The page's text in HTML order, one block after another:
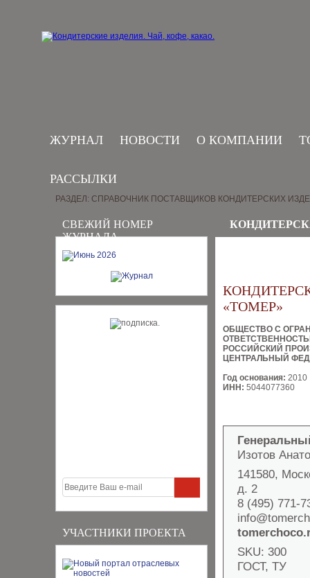
ЖУРНАЛ НОВОСТИ О КОМПАНИИ
РАССЫЛКИ
СВЕЖИЙ НОМЕР
ЖУРНАЛА
УЧАСТНИКИ ПРОЕКТА
РАЗДЕЛ: СПРАВОЧНИК ПОСТАВЩИКОВ КОНДИТЕРСКИХ
«ТОМЕР»
ОБЩЕСТВО С
РОССИЙСКИЙ
ЦЕНТРАЛЬНЫЙ
Год основания: 2010
ИНН: 5044077360
Изотов
141580,
д. 2
8 (495) 771-
SKU: 300
ГОСТ, ТУ